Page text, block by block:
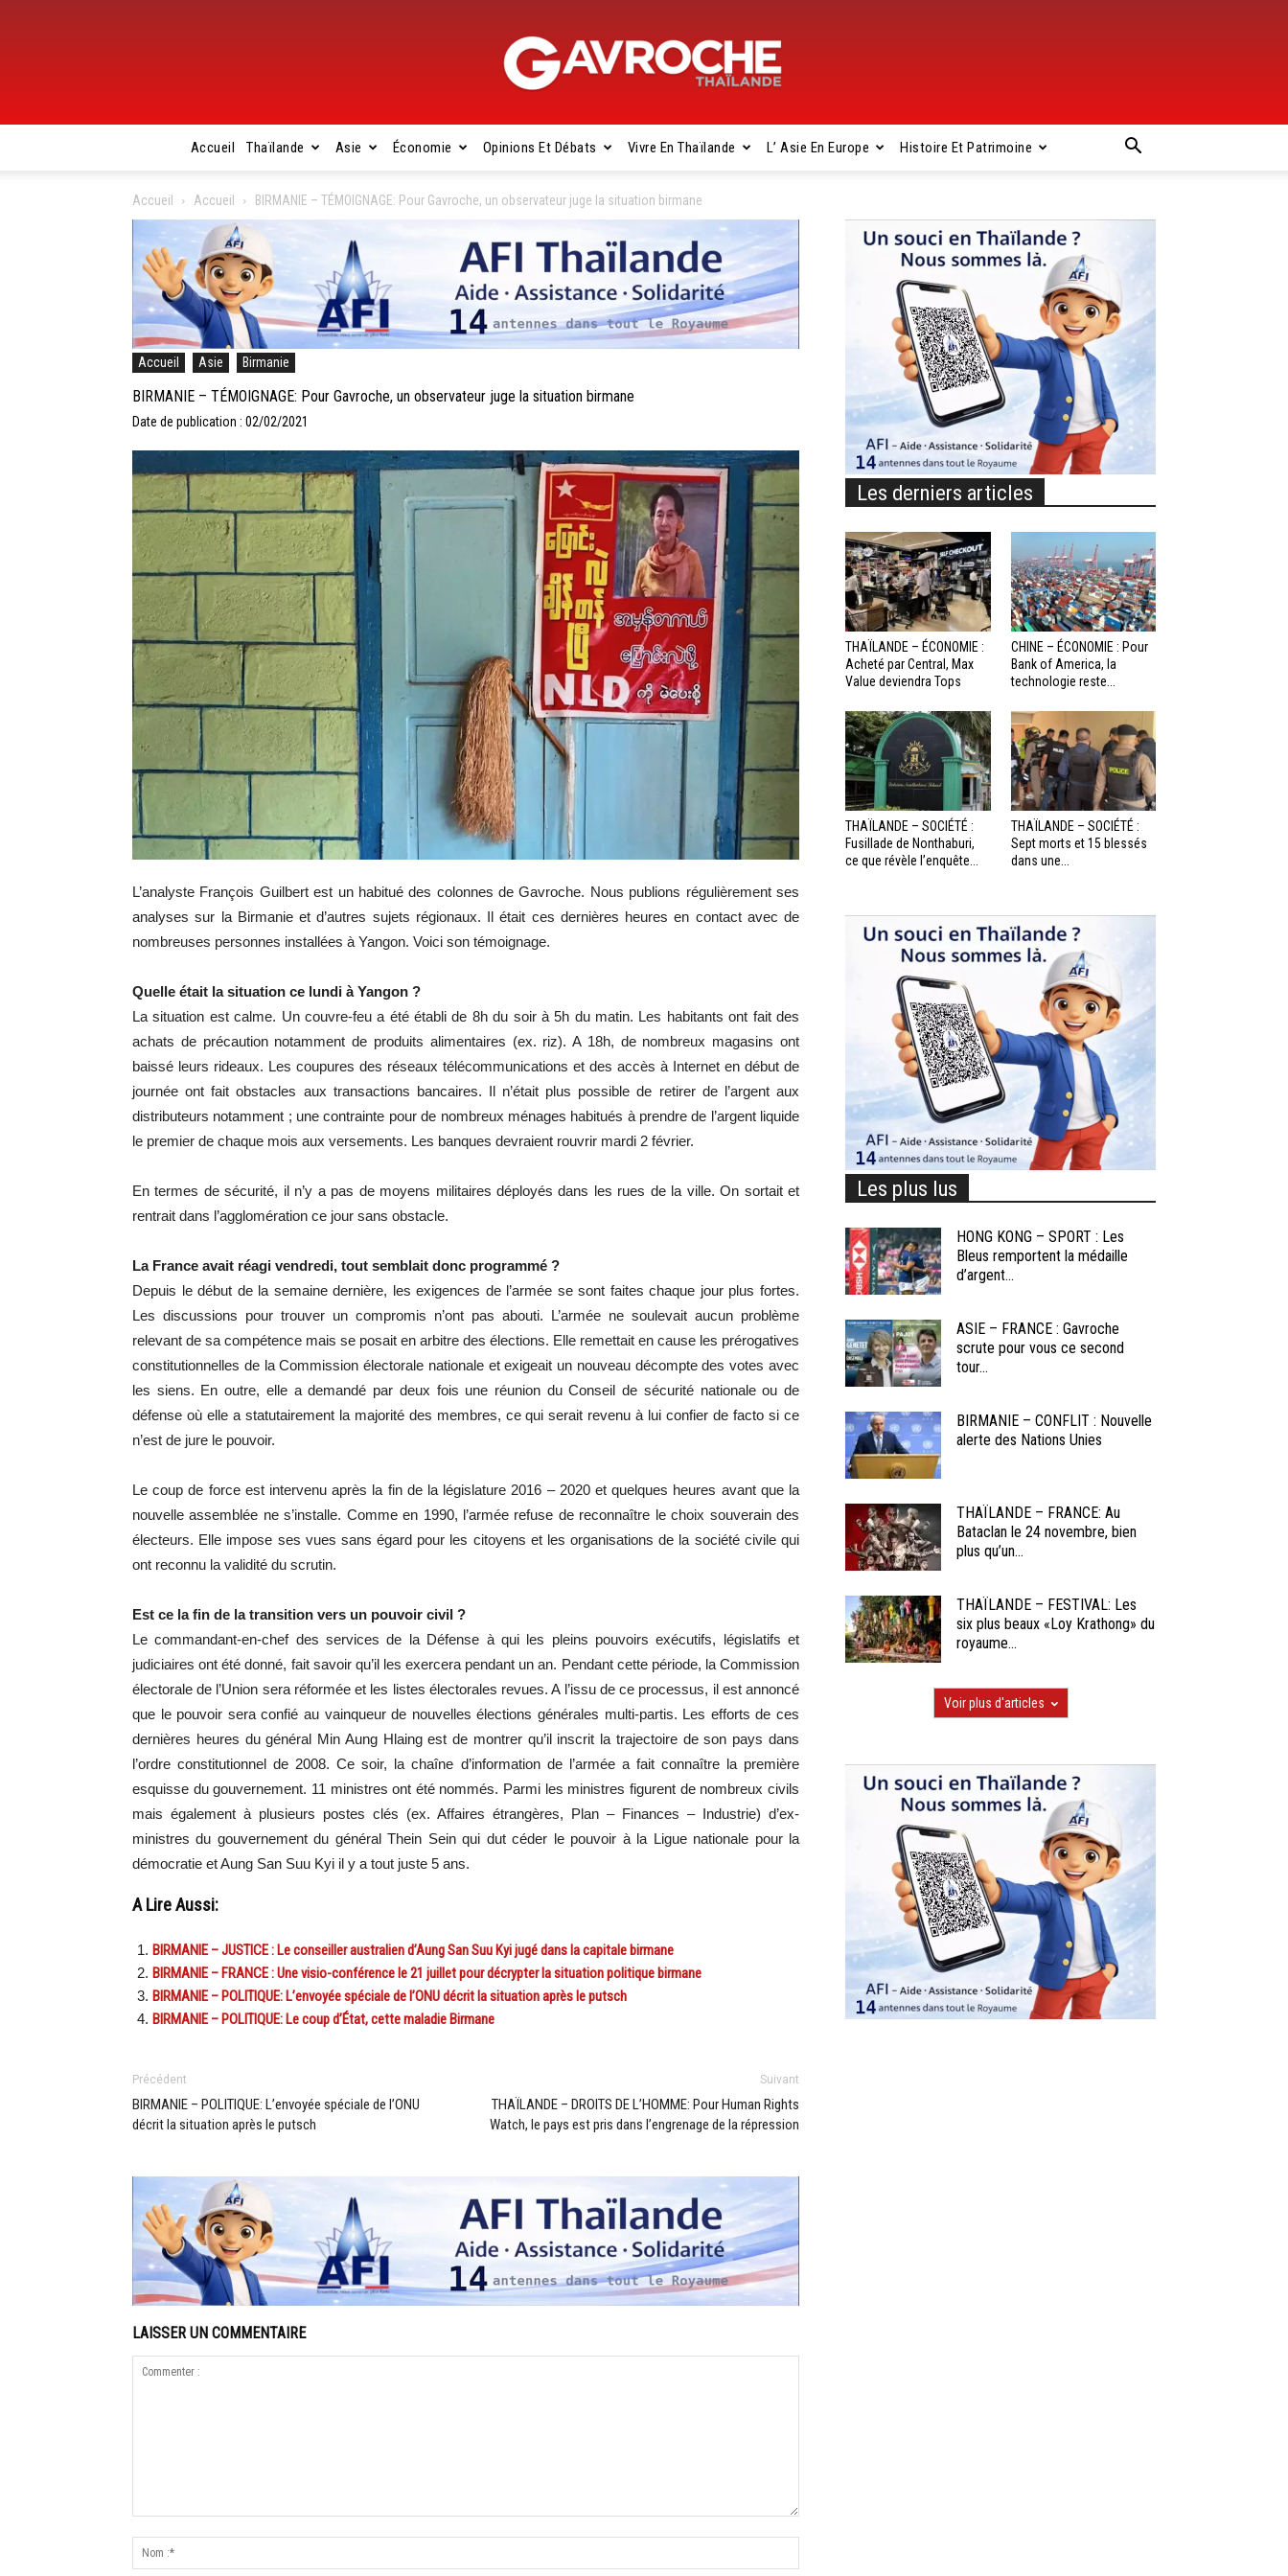
Gavroche
Thaïlande
Accueil Thaïlande Asie Économie Opinions Et Débats Vivre En Thaïlande L’ Asie En Europe Histoire Et Patrimoine
Accueil Accueil BIRMANIE – TÉMOIGNAGE: Pour Gavroche, un observateur juge la situation birmane
Accueil Asie Birmanie
BIRMANIE – TÉMOIGNAGE: Pour Gavroche, un observateur juge la situation birmane
Date de publication : 02/02/2021
L’analyste François Guilbert est un habitué des colonnes de Gavroche. Nous publions régulièrement ses
analyses sur la Birmanie et d’autres sujets régionaux. Il était ces dernières heures en contact avec de
nombreuses personnes installées à Yangon. Voici son témoignage.
Quelle était la situation ce lundi à Yangon ?
La situation est calme. Un couvre-feu a été établi de 8h du soir à 5h du matin. Les habitants ont fait des
achats de précaution notamment de produits alimentaires (ex. riz). A 18h, de nombreux magasins ont
baissé leurs rideaux. Les coupures des réseaux télécommunications et des accès à Internet en début de
journée ont fait obstacles aux transactions bancaires. Il n’était plus possible de retirer de l’argent aux
distributeurs notamment ; une contrainte pour de nombreux ménages habitués à prendre de l’argent liquide
le premier de chaque mois aux versements. Les banques devraient rouvrir mardi 2 février.
En termes de sécurité, il n’y a pas de moyens militaires déployés dans les rues de la ville. On sortait et
rentrait dans l’agglomération ce jour sans obstacle.
La France avait réagi vendredi, tout semblait donc programmé ?
Depuis le début de la semaine dernière, les exigences de l’armée se sont faites chaque jour plus fortes.
Les discussions pour trouver un compromis n’ont pas abouti. L’armée ne soulevait aucun problème
relevant de sa compétence mais se posait en arbitre des élections. Elle remettait en cause les prérogatives
constitutionnelles de la Commission électorale nationale et exigeait un nouveau décompte des votes avec
les siens. En outre, elle a demandé par deux fois une réunion du Conseil de sécurité nationale ou de
défense où elle a statutairement la majorité des membres, ce qui serait revenu à lui confier de facto si ce
n’est de jure le pouvoir.
Le coup de force est intervenu après la fin de la législature 2016 – 2020 et quelques heures avant que la
nouvelle assemblée ne s’installe. Comme en 1990, l’armée refuse de reconnaître le choix souverain des
électeurs. Elle impose ses vues sans égard pour les citoyens et les organisations de la société civile qui
ont reconnu la validité du scrutin.
Est ce la fin de la transition vers un pouvoir civil ?
Le commandant-en-chef des services de la Défense à qui les pleins pouvoirs exécutifs, législatifs et
judiciaires ont été donné, fait savoir qu’il les exercera pendant un an. Pendant cette période, la Commission
électorale de l’Union sera réformée et les listes électorales revues. A l’issu de ce processus, il est annoncé
que le pouvoir sera confié au vainqueur de nouvelles élections générales multi-partis. Les efforts de ces
dernières heures du général Min Aung Hlaing est de montrer qu’il inscrit la trajectoire de son pays dans
l’ordre constitutionnel de 2008. Ce soir, la chaîne d’information de l’armée a fait connaître la première
esquisse du gouvernement. 11 ministres ont été nommés. Parmi les ministres figurent de nombreux civils
mais également à plusieurs postes clés (ex. Affaires étrangères, Plan – Finances – Industrie) d’ex-
ministres du gouvernement du général Thein Sein qui dut céder le pouvoir à la Ligue nationale pour la
démocratie et Aung San Suu Kyi il y a tout juste 5 ans.
A Lire Aussi:
BIRMANIE – JUSTICE : Le conseiller australien d’Aung San Suu Kyi jugé dans la capitale birmane
BIRMANIE – FRANCE : Une visio-conférence le 21 juillet pour décrypter la situation politique birmane
BIRMANIE – POLITIQUE: L’envoyée spéciale de l’ONU décrit la situation après le putsch
BIRMANIE – POLITIQUE: Le coup d’État, cette maladie Birmane
Précédent
BIRMANIE – POLITIQUE: L’envoyée spéciale de l’ONU
décrit la situation après le putsch
Suivant
THAÏLANDE – DROITS DE L’HOMME: Pour Human Rights
Watch, le pays est pris dans l’engrenage de la répression
LAISSER UN COMMENTAIRE
Les derniers articles
THAÏLANDE – ÉCONOMIE :
Acheté par Central, Max
Value deviendra Tops
CHINE – ÉCONOMIE : Pour
Bank of America, la
technologie reste...
THAÏLANDE – SOCIÉTÉ :
Fusillade de Nonthaburi,
ce que révèle l’enquête...
THAÏLANDE – SOCIÉTÉ :
Sept morts et 15 blessés
dans une...
Les plus lus
HONG KONG – SPORT : Les
Bleus remportent la médaille
d’argent...
ASIE – FRANCE : Gavroche
scrute pour vous ce second
tour...
BIRMANIE – CONFLIT : Nouvelle
alerte des Nations Unies
THAÏLANDE – FRANCE: Au
Bataclan le 24 novembre, bien
plus qu’un...
THAÏLANDE – FESTIVAL: Les
six plus beaux «Loy Krathong» du
royaume...
Voir plus d'articles